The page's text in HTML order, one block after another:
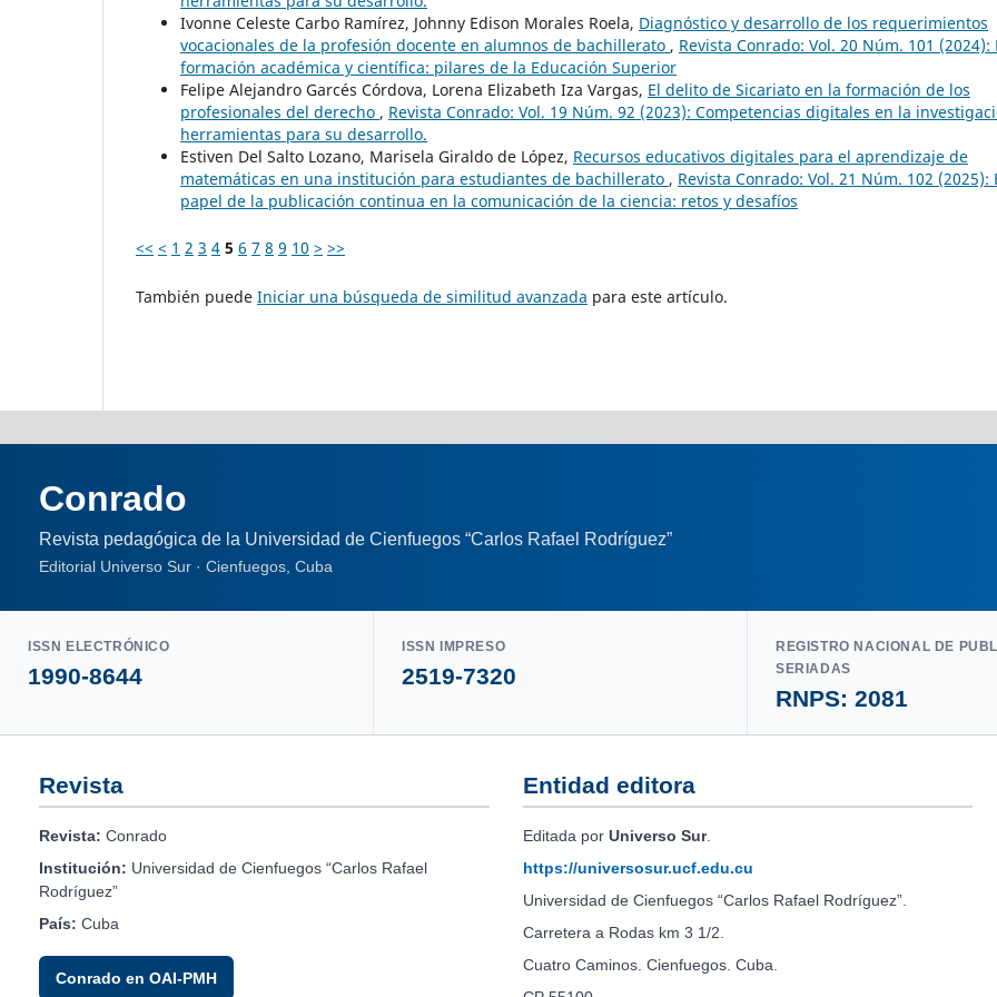
Ivonne Celeste Carbo Ramírez, Johnny Edison Morales Roela, Diagnóstico y desarrollo de los requerimientos
vocacionales de la profesión docente en alumnos de bachillerato , Revista Conrado: Vol. 20 Núm. 101 (2024):
formación académica y científica: pilares de la Educación Superior
Felipe Alejandro Garcés Córdova, Lorena Elizabeth Iza Vargas, El delito de Sicariato en la formación de los
profesionales del derecho , Revista Conrado: Vol. 19 Núm. 92 (2023): Competencias digitales en la
herramientas para su desarrollo.
Estiven Del Salto Lozano, Marisela Giraldo de López, Recursos educativos digitales para el aprendizaje de
matemáticas en una institución para estudiantes de bachillerato , Revista Conrado: Vol. 21 Núm. 102 (2025):
papel de la publicación continua en la comunicación de la ciencia: retos y desafíos
<< < 1 2 3 4 5 6 7 8 9 10 > >>
También puede Iniciar una búsqueda de similitud avanzada para este artículo.
Conrado
Revista pedagógica de la Universidad de Cienfuegos “Carlos Rafael Rodríguez”
Editorial Universo Sur · Cienfuegos, Cuba
ISSN ELECTRÓNICO
1990-8644
ISSN IMPRESO
2519-7320
REGISTRO NACIONAL DE
SERIADAS
RNPS: 2081
Revista
Revista: Conrado
Institución: Universidad de Cienfuegos “Carlos Rafael
Rodríguez”
País: Cuba
Conrado en OAI-PMH
Entidad editora
Editada por Universo Sur.
https://universosur.ucf.edu.cu
Universidad de Cienfuegos “Carlos Rafael Rodríguez”.
Carretera a Rodas km 3 1/2.
Cuatro Caminos. Cienfuegos. Cuba.